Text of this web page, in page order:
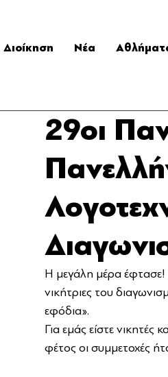
Διοίκηση Νέα
29οι
Η μεγάλη μέρα έφτασε!
νικήτριες του
εφόδια».
Για εμάς είστε νικητές
φέτος οι συμμετοχές